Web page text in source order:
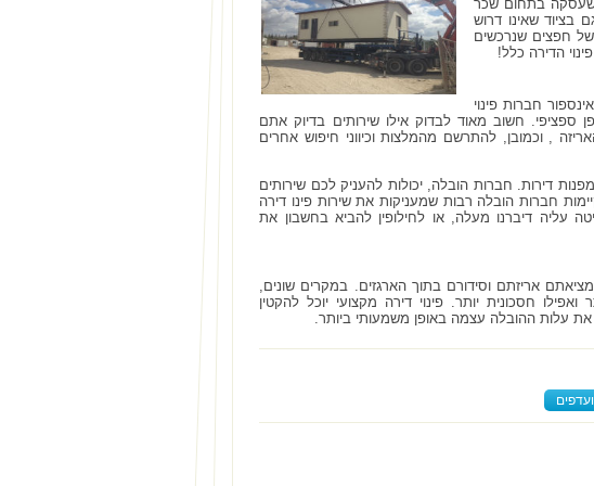
שעסקה בתחום שכר
בציוד שאינו דרוש
חפצים שנרכשים
הדירה כלל!
חברות פינוי
ספציפי. חשוב מאוד לבדוק אילו שירותים בדיוק אתם
, וכמובן, להתרשם מהמלצות וכיווני חיפוש אחרים
דירות. חברות הובלה, יכולות להעניק לכם שירותים
חברות הובלה רבות שמעניקות את שירות פינו דירה
עליה דיברנו מעלה, או לחילופין להביא בחשבון את
אריזתם וסידורם בתוך הארגזים. במקרים שונים,
חסכונית יותר. פינוי דירה מקצועי יוכל להקטין
עלות ההובלה עצמה באופן משמעותי ביותר.